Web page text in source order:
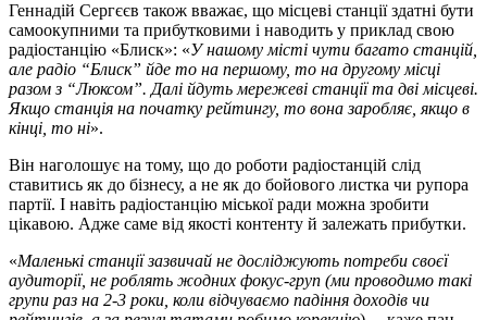
Геннадій Сергєєв також вважає, що місцеві станції здатні бути
самоокупними та прибутковими і наводить у приклад свою
радіостанцію «Блиск»: «У нашому місті чути багато станцій,
але радіо “Блиск” йде то на першому, то на другому місці
разом з “Люксом”. Далі йдуть мережеві станції та дві місцеві.
Якщо станція на початку рейтингу, то вона заробляє, якщо в
кінці, то ні».
Він наголошує на тому, що до роботи радіостанцій слід
ставитись як до бізнесу, а не як до бойового листка чи рупора
партії. І навіть радіостанцію міської ради можна зробити
цікавою. Адже саме від якості контенту й залежать прибутки.
«Маленькі станції зазвичай не досліджують потреби своєї
аудиторії, не роблять жодних фокус-груп (ми проводимо такі
групи раз на 2-3 роки, коли відчуваємо падіння доходів чи